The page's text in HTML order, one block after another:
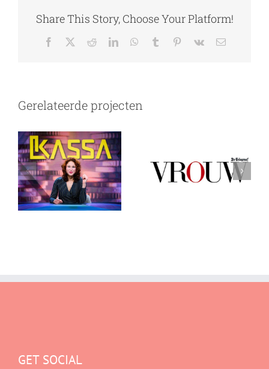
Share This Story, Choose Your Platform!
Facebook RedditLinkedInWhatsApp
Tumblr Pinterest
Vk
E-
Gerelateerde projecten
Impact
jonge kinderen
GET SOCIAL